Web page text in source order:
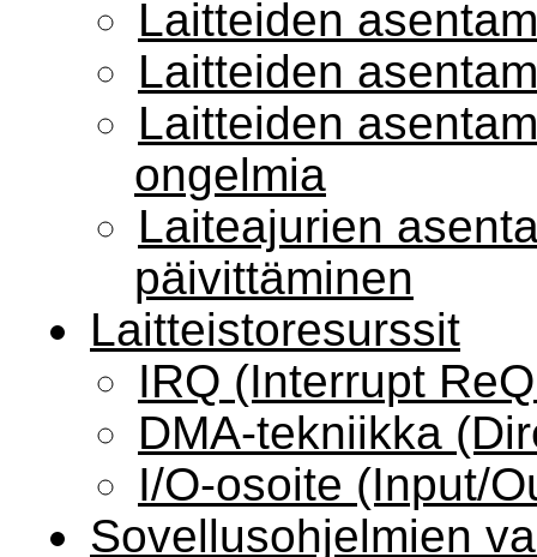
Laitteiden
Laitteiden
Laitteiden
ongelmia
Laiteajurien
päivittäminen
Laitteistoresurssit
IRQ (Interrupt
DMA-tekniikka
I/O-osoite (Input/
Sovellusohjelmien